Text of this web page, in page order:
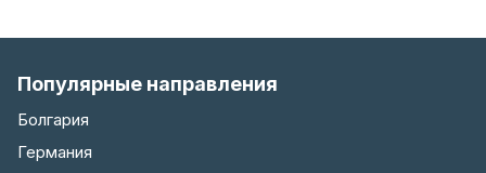
Популярные направления
Болгария
Германия